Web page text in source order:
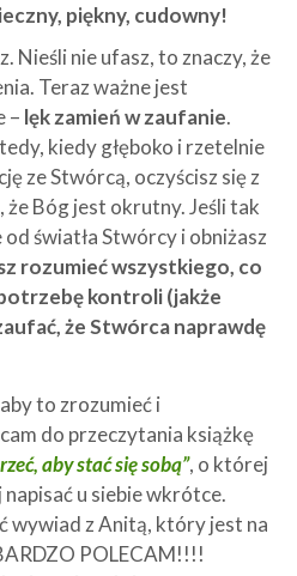
piękny, cudowny!
Nieśli nie ufasz, to znaczy, że
Teraz ważne jest
– lęk zamień w zaufanie.
kiedy głęboko i rzetelnie
ze Stwórcą, oczyścisz się z
że Bóg jest okrutny. Jeśli tak
światła Stwórcy i obniżasz
rozumieć wszystkiego, co
kontroli (jakże
że Stwórca naprawdę
to zrozumieć i
do przeczytania książkę
aby stać się sobą”, o której
u siebie wkrótce.
wywiad z Anitą, który jest na
POLECAM!!!!